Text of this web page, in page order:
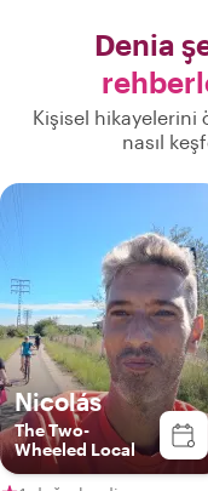
Denia
Kişisel hikayelerini
nasıl
Nicolás
The Two-
Wheeled Local